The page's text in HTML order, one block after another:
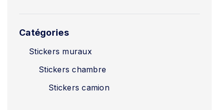
Catégories
Stickers muraux
Stickers chambre
Stickers camion